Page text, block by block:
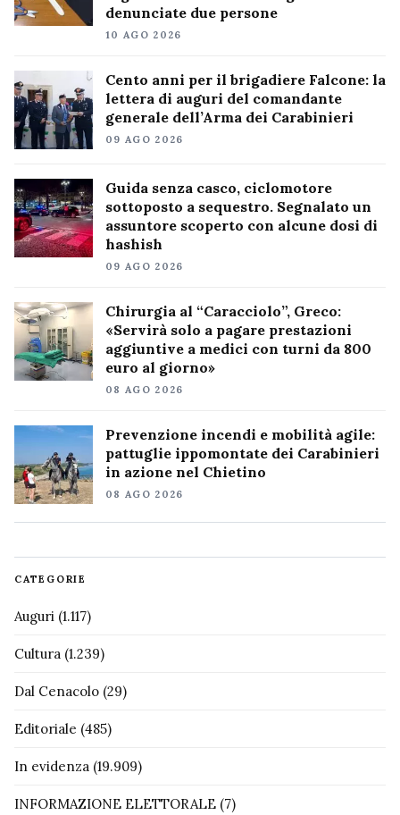
denunciate due persone
10 AGO 2026
Cento anni per il brigadiere Falcone: la
lettera di auguri del comandante
generale dell’Arma dei Carabinieri
09 AGO 2026
Guida senza casco, ciclomotore
sottoposto a sequestro. Segnalato un
assuntore scoperto con alcune dosi di
hashish
09 AGO 2026
Chirurgia al “Caracciolo”, Greco:
«Servirà solo a pagare prestazioni
aggiuntive a medici con turni da 800
euro al giorno»
08 AGO 2026
Prevenzione incendi e mobilità agile:
pattuglie ippomontate dei Carabinieri
in azione nel Chietino
08 AGO 2026
CATEGORIE
Auguri (1.117)
Cultura (1.239)
Dal Cenacolo (29)
Editoriale (485)
In evidenza (19.909)
INFORMAZIONE ELETTORALE (7)